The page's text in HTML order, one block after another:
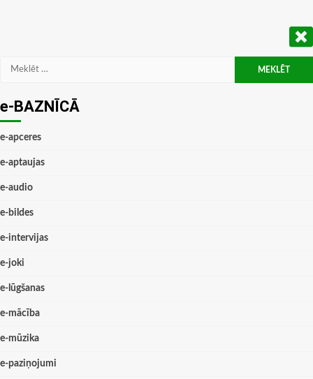
Meklēt:
e-BAZNĪCĀ
e-apceres
e-aptaujas
e-audio
e-bildes
e-intervijas
e-joki
e-lūgšanas
e-mācība
e-mūzika
e-paziņojumi